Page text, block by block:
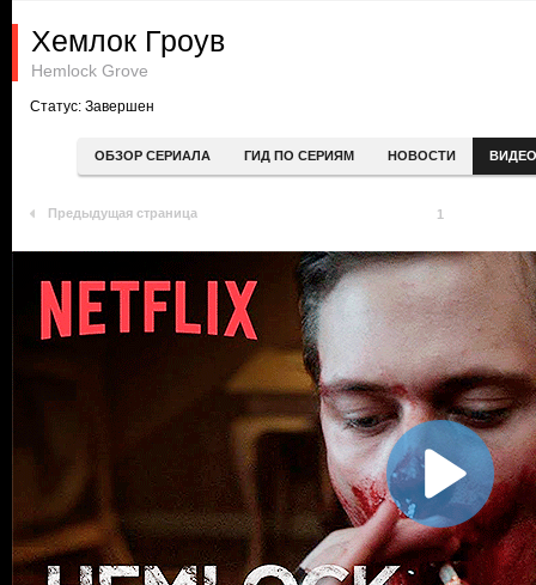
Хемлок Гроув
Hemlock Grove
Статус: Завершен
ОБЗОР СЕРИАЛА ГИД ПО СЕРИЯМ НОВОСТИ ВИДЕО
Предыдущая страница 1